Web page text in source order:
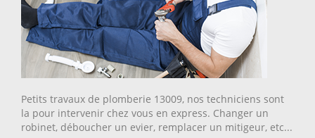
Petits travaux de plomberie 13009, nos techniciens sont
la pour intervenir chez vous en express. Changer un
robinet, déboucher un evier, remplacer un mitigeur, etc...